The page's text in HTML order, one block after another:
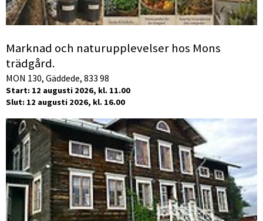
Marknad och naturupplevelser hos Mons
trädgård.
MON 130, Gäddede, 833 98
Start: 12 augusti 2026, kl. 11.00
Slut: 12 augusti 2026, kl. 16.00